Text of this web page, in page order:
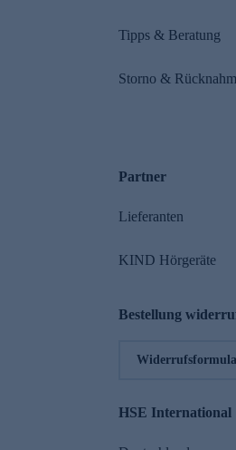
Tipps & Beratung
Storno &
Partner
Lieferanten
KIND Hörgeräte
Bestellung
HSE International